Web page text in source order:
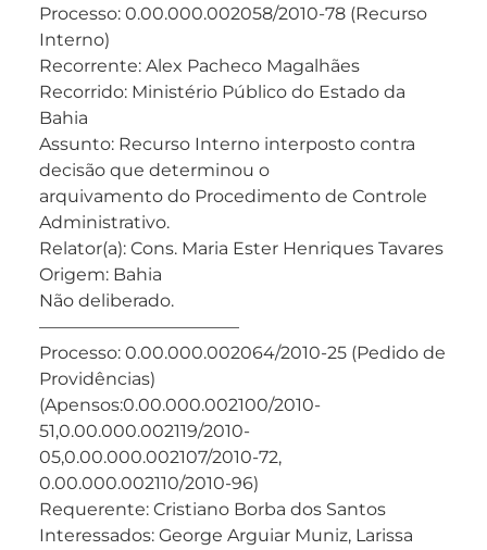
Processo: 0.00.000.002058/2010-78 (Recurso
Interno)
Recorrente: Alex Pacheco Magalhães
Recorrido: Ministério Público do Estado da
Bahia
Assunto: Recurso Interno interposto contra
decisão que determinou o
arquivamento do Procedimento de Controle
Administrativo.
Relator(a): Cons. Maria Ester Henriques Tavares
Origem: Bahia
Não deliberado.
———————————–
Processo: 0.00.000.002064/2010-25 (Pedido de
Providências)
(Apensos:0.00.000.002100/2010-
51,0.00.000.002119/2010-
05,0.00.000.002107/2010-72,
0.00.000.002110/2010-96)
Requerente: Cristiano Borba dos Santos
Interessados: George Arguiar Muniz, Larissa